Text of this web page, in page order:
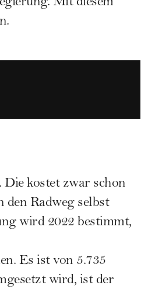
Die kostet zwar schon
den Radweg selbst
wird 2022 bestimmt,
Es ist von 5.735
wird, ist der